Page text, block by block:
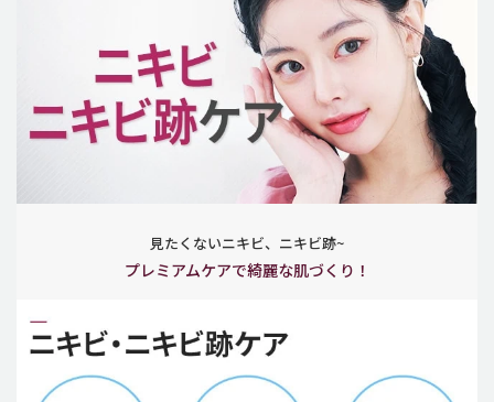
見たくないニキビ、ニキビ跡~
プレミアムケアで綺麗な肌づくり！